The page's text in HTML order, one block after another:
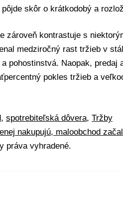
skôr o krátkodobý a
zároveň kontrastuje s
medziročný rast tržieb v
pohostinstvá. Naopak, predaj
pokles tržieb a
, spotrebiteľská dôvera, Tržby
nakupujú, maloobchod
práva vyhradené.